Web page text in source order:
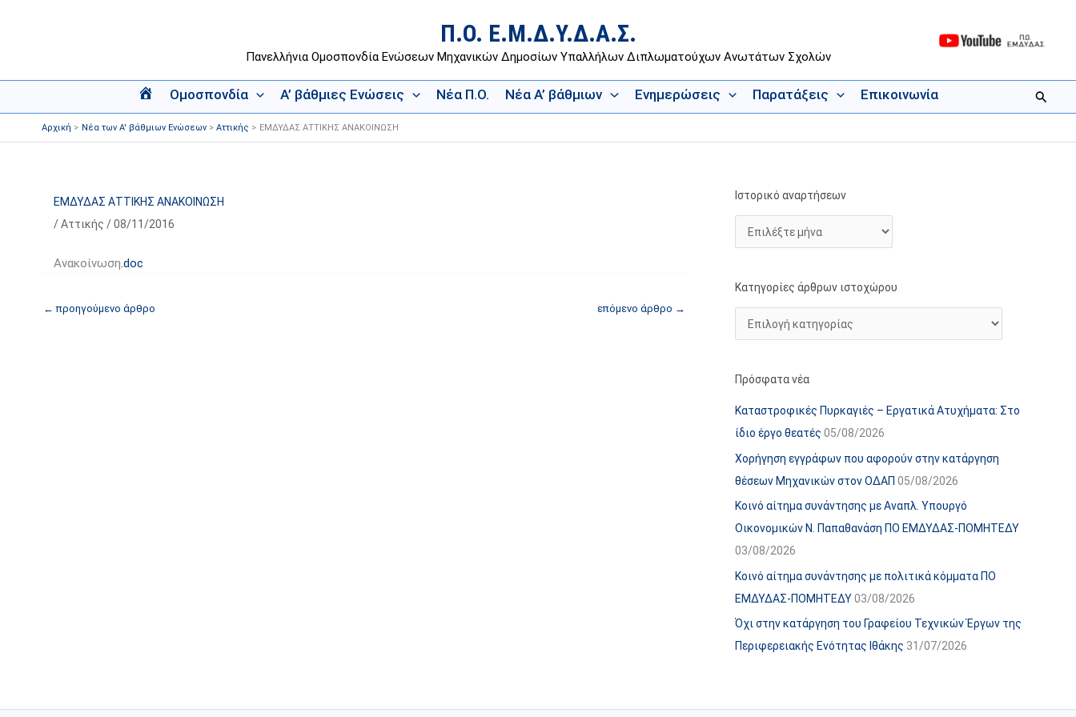
Π.Ο. Ε.Μ.Δ.Υ.Δ.Α.Σ.
Πανελλήνια Ομοσπονδία Ενώσεων Μηχανικών Δημοσίων Υπαλλήλων Διπλωματούχων Ανωτάτων Σχολών
Α
ρ
χ
ή
Ομοσπονδία Α’ βάθμιες Ενώσεις Νέα Π.Ο. Νέα Α’ βάθμιων Ενημερώσεις Παρατάξεις Επικοινωνία
Αρχική Νέα των Α' βάθμιων Ενώσεων Αττικής ΕΜΔΥΔΑΣ ΑΤΤΙΚΗΣ ΑΝΑΚΟΙΝΩΣΗ
ΕΜΔΥΔΑΣ ΑΤΤΙΚΗΣ ΑΝΑΚΟΙΝΩΣΗ
/Αττικής /08/11/2016
Ανακοίνωση.doc
← προηγούμενο άρθρο επόμενο άρθρο →
Ιστορικό αναρτήσεων
Ι
σ
ρ
ι
α
τ
ή
σ
ε
ω
ν
Κατηγορίες άρθρων ιστοχώρου
Κ
α
γ
ο
ε
θ
ρ
ω
ν
ι
σ
τ
ο
χ
ο
Πρόσφατα νέα
Καταστροφικές Πυρκαγιές – Εργατικά Ατυχήματα: Στο
ίδιο έργο θεατές 05/08/2026
Χορήγηση εγγράφων που αφορούν στην κατάργηση
θέσεων Μηχανικών στον ΟΔΑΠ 05/08/2026
Κοινό αίτημα συνάντησης με Αναπλ. Υπουργό
Οικονομικών Ν. Παπαθανάση ΠΟ ΕΜΔΥΔΑΣ-ΠΟΜΗΤΕΔΥ
03/08/2026
Κοινό αίτημα συνάντησης με πολιτικά κόμματα ΠΟ
ΕΜΔΥΔΑΣ-ΠΟΜΗΤΕΔΥ03/08/2026
Όχι στην κατάργηση του Γραφείου Τεχνικών Έργων της
Περιφερειακής Ενότητας Ιθάκης 31/07/2026